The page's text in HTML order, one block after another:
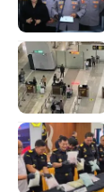
Untung
BANDARABERITA
Ketika Jalur
Sindikat
BANDARA BERITA
Kopilot
Ekstasi di